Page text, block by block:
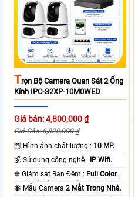
TRọn Bộ Camera Quan Sát 2 Ống
Kính IPC-S2XP-10M0WED
Giá bán: 4,800,000 ₫
Giá Gốc: 6,800,000 ₫
🦉 Hình ảnh chất lượng : 10 MP.
🕉️ Sử dụng công nghệ : IP Wifi.
❈ Giám sát Ban Đêm : Full Color
20m Có Màu Ban Ðêm.
🐜 Mẫu Camera2 Mắt Trong Nhà.